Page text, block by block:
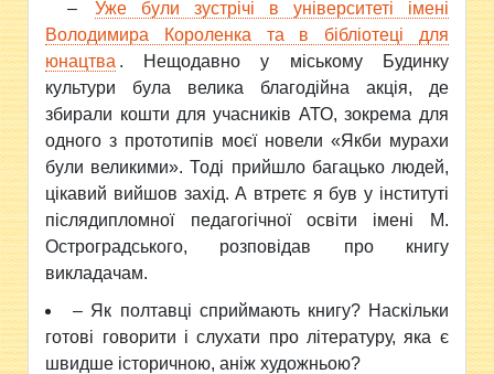
–
Уже були зустрічі в університеті імені
Володимира Короленка та в бібліотеці для
юнацтва . Нещодавно у міському Будинку
культури була велика благодійна акція, де
збирали кошти для учасників АТО, зокрема для
одного з прототипів моєї новели «Якби мурахи
були великими». Тоді прийшло багацько людей,
цікавий вийшов захід. А втретє я був у інституті
післядипломної педагогічної освіти імені М.
Остроградського, розповідав про книгу
викладачам.
– Як полтавці сприймають книгу? Наскільки
готові говорити і слухати про літературу, яка є
швидше історичною, аніж художньою?